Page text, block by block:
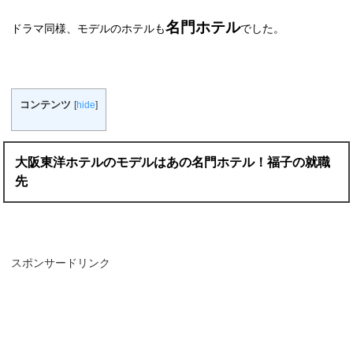
ドラマ同様、モデルのホテルも名門ホテルでした。
コンテンツ [hide]
大阪東洋ホテルのモデルはあの名門ホテル！福子の就職
先
スポンサードリンク